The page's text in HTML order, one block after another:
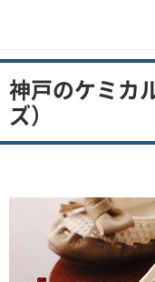
神戸のケミカ
ズ）